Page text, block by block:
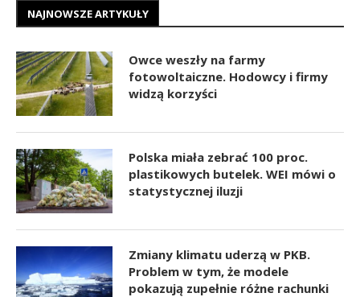
NAJNOWSZE ARTYKUŁY
Owce weszły na farmy
fotowoltaiczne. Hodowcy i firmy
widzą korzyści
Polska miała zebrać 100 proc.
plastikowych butelek. WEI mówi o
statystycznej iluzji
Zmiany klimatu uderzą w PKB.
Problem w tym, że modele
pokazują zupełnie różne rachunki